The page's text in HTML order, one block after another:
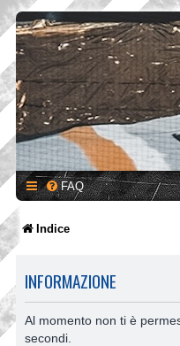
FAQ
Indice
INFORMAZIONE
Al momento non ti è
secondi.